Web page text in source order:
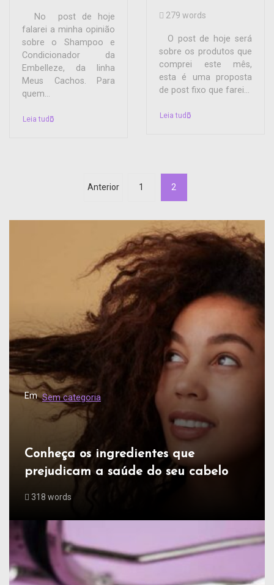
No post de hoje
falarei a minha opinião
sobre o Shampoo e
Condicionador da
Embelleze, da linha
Meus Cachos. Para
quem...
Leia tudo
279 words
O post de hoje será
sobre os produtos que
comprei este mês,
esta é uma proposta
de post fixo que farei...
Leia tudo
Anterior 1 2
Em Sem categoria
Conheça os ingredientes que
prejudicam a saúde do seu cabelo
318 words